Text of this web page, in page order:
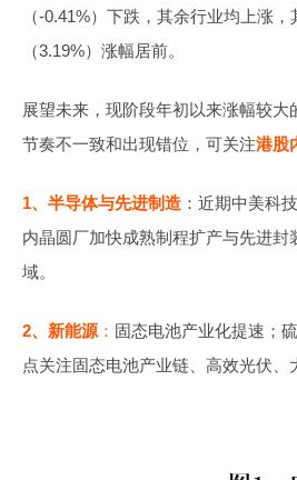
（-0.41%）下跌，其余行业均上涨
（3.19%）涨幅居前。
展望未来，现阶段年初以来涨幅较
节奏不一致和出现错位，可关注港股
1、半导体与先进制造 ：近期中美科
内晶圆厂加快成熟制程扩产与先进
域。
2、新能源 ： 固态电池产业化提速；
点关注固态电池产业链、高效光伏、